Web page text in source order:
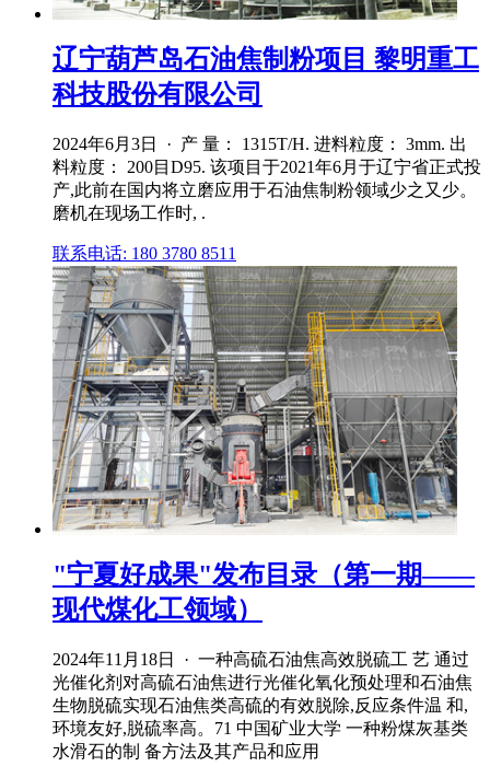
辽宁葫芦岛石油焦制粉项目 黎明重工
科技股份有限公司
2024年6月3日 · 产 量： 1315T/H. 进料粒度： 3mm. 出
料粒度： 200目D95. 该项目于2021年6月于辽宁省正式投
产,此前在国内将立磨应用于石油焦制粉领域少之又少。
磨机在现场工作时, .
联系电话: 180 3780 8511
"宁夏好成果"发布目录（第一期——
现代煤化工领域）
2024年11月18日 · 一种高硫石油焦高效脱硫工 艺 通过
光催化剂对高硫石油焦进行光催化氧化预处理和石油焦
生物脱硫实现石油焦类高硫的有效脱除,反应条件温 和,
环境友好,脱硫率高。71 中国矿业大学 一种粉煤灰基类
水滑石的制 备方法及其产品和应用